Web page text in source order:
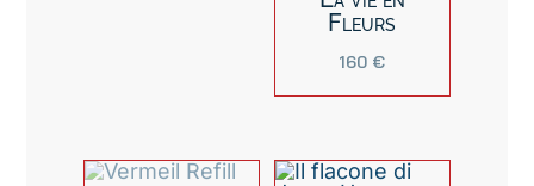
Fleurs
160 €